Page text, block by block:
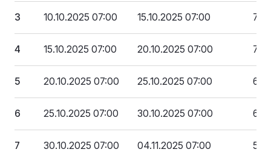
3 10.10.2025 07:00 15.10.2025 07:00 75
4 15.10.2025 07:00 20.10.2025 07:00 70
5 20.10.2025 07:00 25.10.2025 07:00 65
6 25.10.2025 07:00 30.10.2025 07:00 60
7 30.10.2025 07:00 04.11.2025 07:00 55